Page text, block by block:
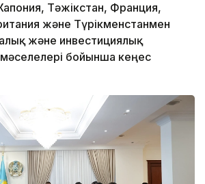
Тәжікстан, Франция,
және Түрікменстанмен
және инвестициялық
бойынша кеңес